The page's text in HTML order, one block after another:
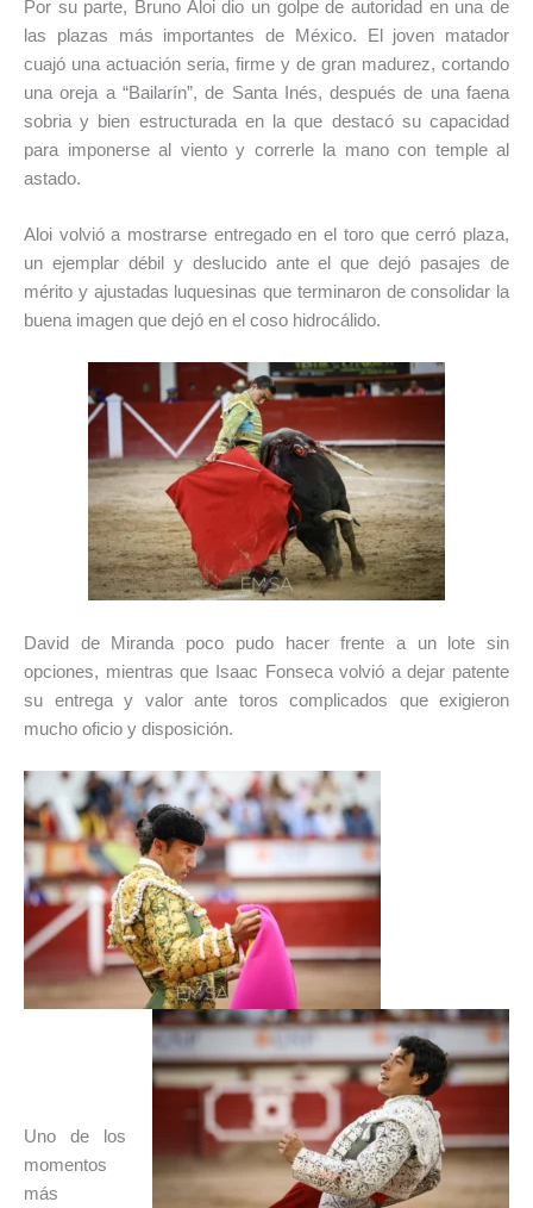
Por su parte, Bruno Aloi dio un golpe de autoridad en una de
las plazas más importantes de México. El joven matador
cuajó una actuación seria, firme y de gran madurez, cortando
una oreja a “Bailarín”, de Santa Inés, después de una faena
sobria y bien estructurada en la que destacó su capacidad
para imponerse al viento y correrle la mano con temple al
astado.
Aloi volvió a mostrarse entregado en el toro que cerró plaza,
un ejemplar débil y deslucido ante el que dejó pasajes de
mérito y ajustadas luquesinas que terminaron de consolidar la
buena imagen que dejó en el coso hidrocálido.
David de Miranda poco pudo hacer frente a un lote sin
opciones, mientras que Isaac Fonseca volvió a dejar patente
su entrega y valor ante toros complicados que exigieron
mucho oficio y disposición.
Uno de los
momentos
más